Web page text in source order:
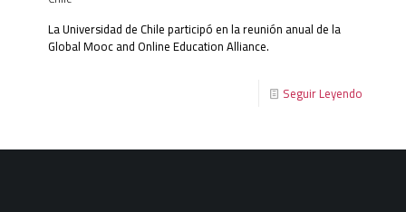
La Universidad de Chile participó en la reunión anual de la
Global Mooc and Online Education Alliance.
Seguir Leyendo